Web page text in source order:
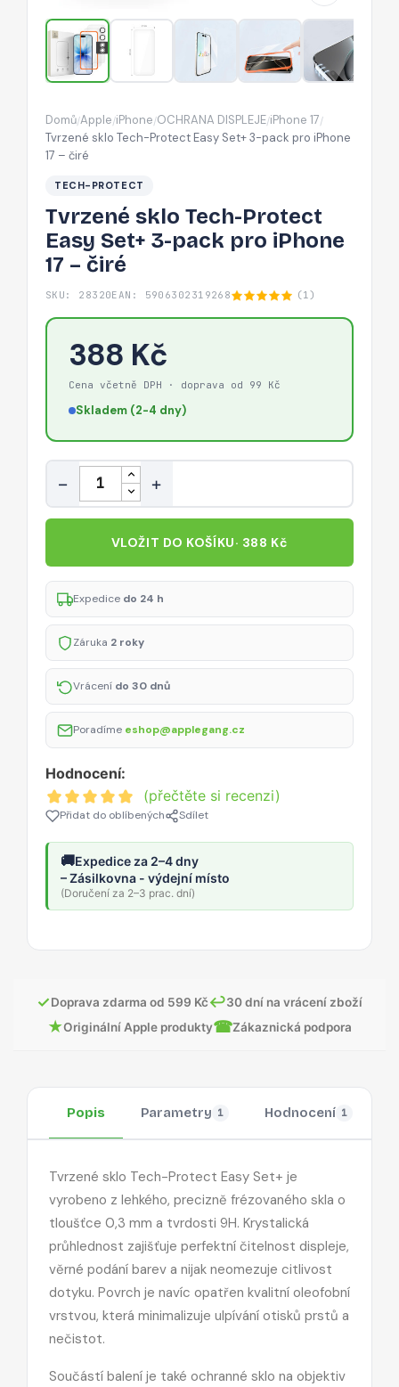
3-
pack
pro
iPhone
–
Domů/Apple/iPhone/OCHRANA DISPLEJE/iPhone 17/
Tvrzené sklo Tech-Protect Easy Set+ 3-pack pro iPhone
17 – čiré
TECH-PROTECT
Tvrzené sklo Tech-Protect
Easy Set+ 3-pack pro iPhone
17 – čiré
SKU: 28320EAN: 5906302319268 (1)
388 Kč
Cena včetně DPH · doprava od 99 Kč
Skladem (2-4 dny)
Množství
− +
VLOŽIT DO KOŠÍKU· 388 Kč
Expedice do 24 h
Záruka 2 roky
Vrácení do 30 dnů
Poradíme eshop@applegang.cz
Hodnocení:
(přečtěte si recenzi)
Přidat do oblíbených Sdílet
🚚Expedice za 2–4 dny
– Zásilkovna - výdejní místo
(Doručení za 2–3 prac. dní)
✓Doprava zdarma od 599 Kč↩30 dní na vrácení zboží
★Originální Apple produkty☎Zákaznická podpora
Popis Parametry 1 Hodnocení 1
Tvrzené sklo Tech-Protect Easy Set+ je
vyrobeno z lehkého, precizně frézovaného skla o
tloušťce 0,3 mm a tvrdosti 9H. Krystalická
průhlednost zajišťuje perfektní čitelnost displeje,
věrné podání barev a nijak neomezuje citlivost
dotyku. Povrch je navíc opatřen kvalitní oleofobní
vrstvou, která minimalizuje ulpívání otisků prstů a
nečistot.
Součástí balení je také ochranné sklo na objektiv